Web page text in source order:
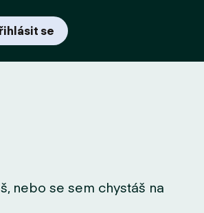
se
nebo se sem chystáš na